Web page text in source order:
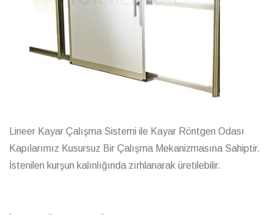
Lineer Kayar Çalışma Sistemi ile Kayar Röntgen Odası
Kapılarımız Kusursuz Bir Çalışma Mekanizmasına Sahiptir.
İstenilen kurşun kalınlığında zırhlanarak üretilebilir.